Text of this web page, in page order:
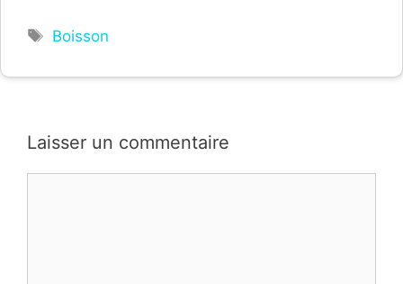
Étiquettes
Boisson
Laisser un commentaire